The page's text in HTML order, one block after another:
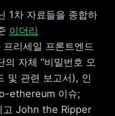
1차 자료들을 종합하
이더리
리세일 프론트엔드
자체 “비밀번호 오
및 관련 보고서), 인
ethereum 이슈;
고 John the Ripper